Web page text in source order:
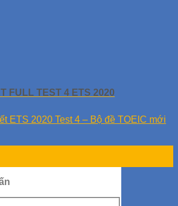
FULL TEST 4 ETS 2020
ETS 2020 Test 4 – Bộ đề TOEIC mới